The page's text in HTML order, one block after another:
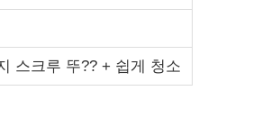
스크루 뚜?? + 쉽게 청소